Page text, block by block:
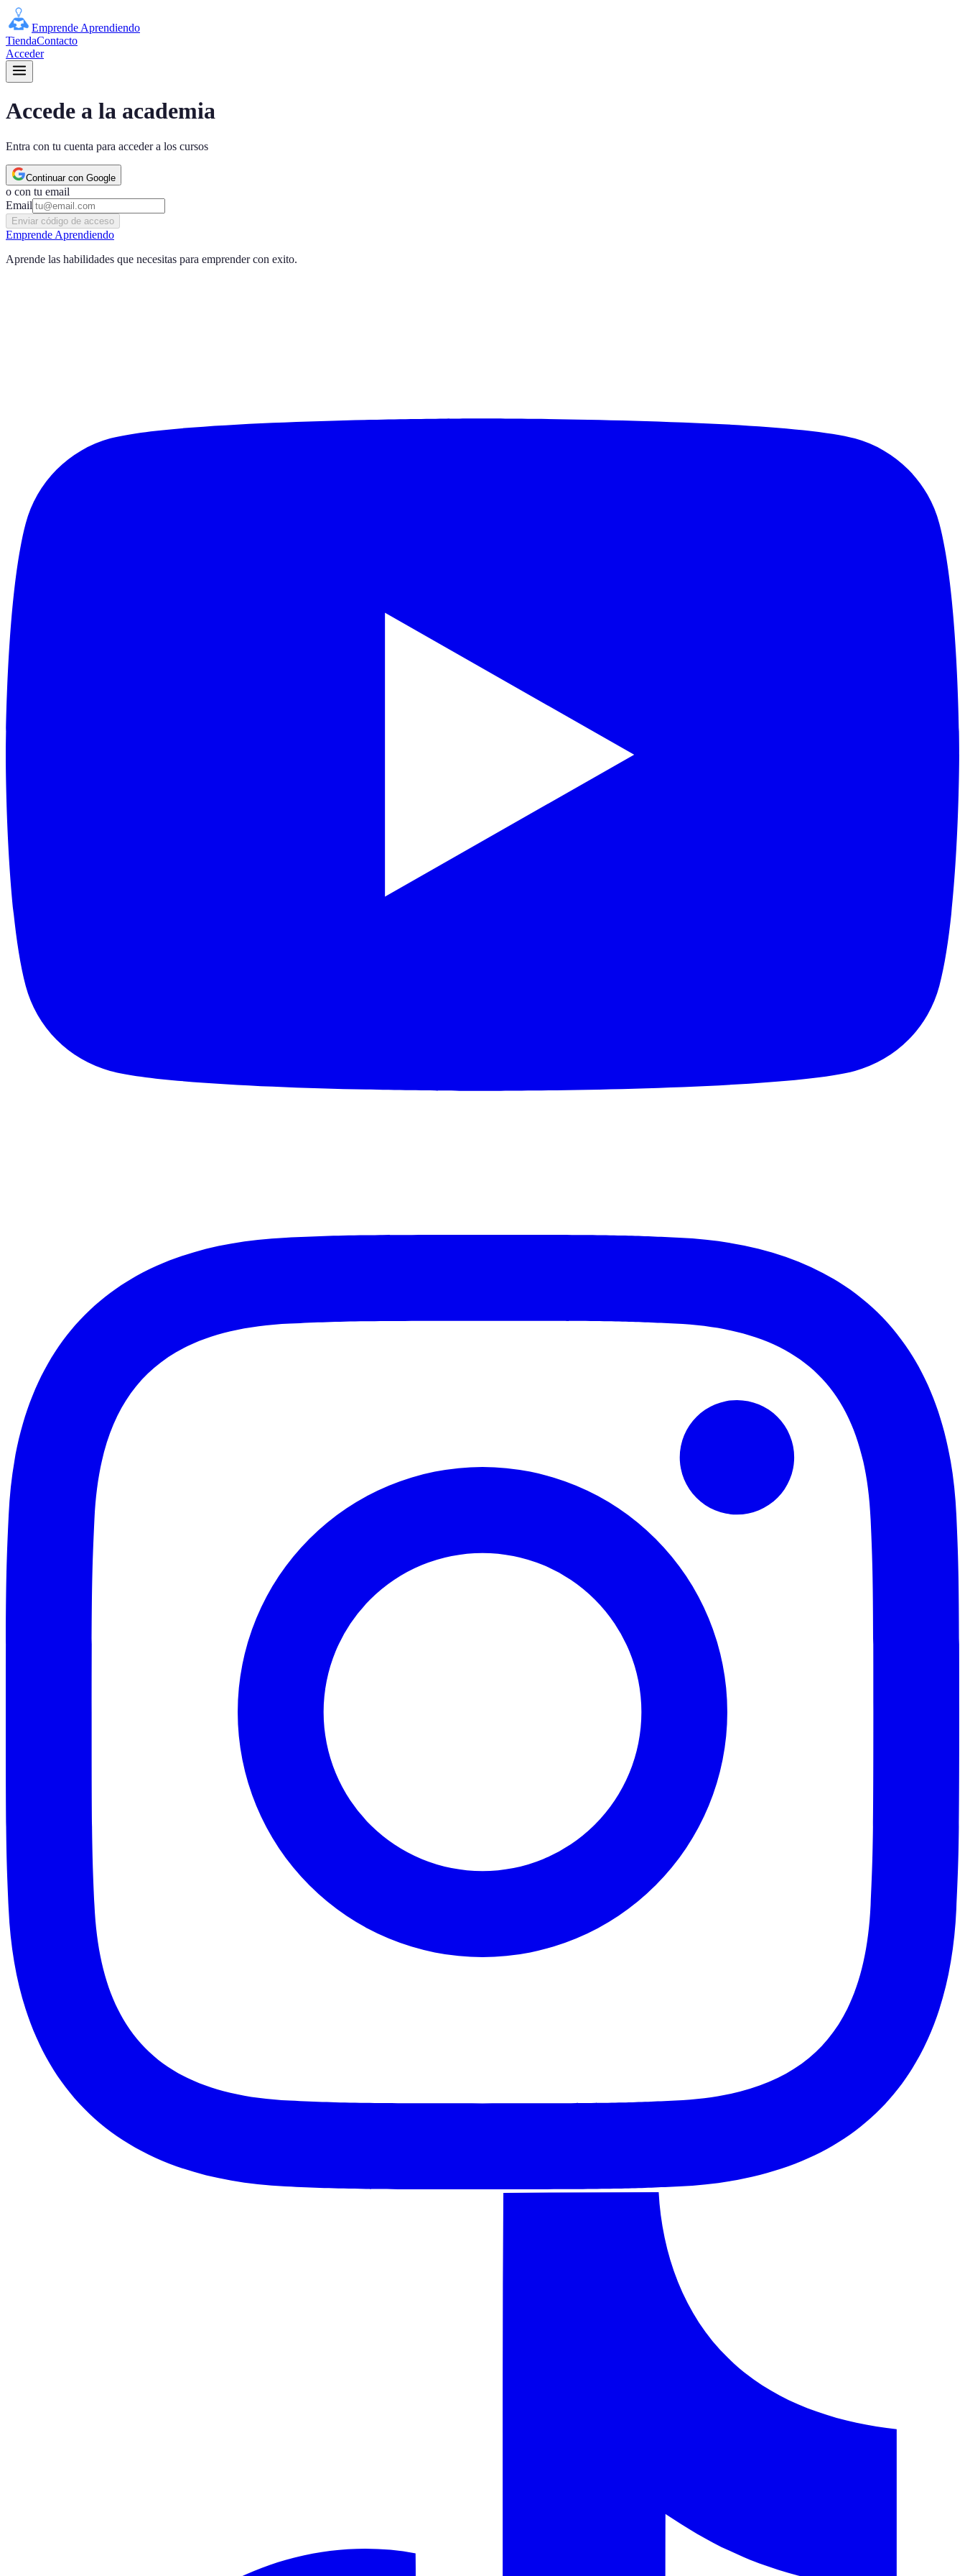
Emprende Aprendiendo
TiendaContacto
Acceder
Accede a la academia
Entra con tu cuenta para acceder a los cursos
Continuar con Google
o con tu email
Email
Enviar código de acceso
Emprende Aprendiendo
Aprende las habilidades que necesitas para emprender con exito.